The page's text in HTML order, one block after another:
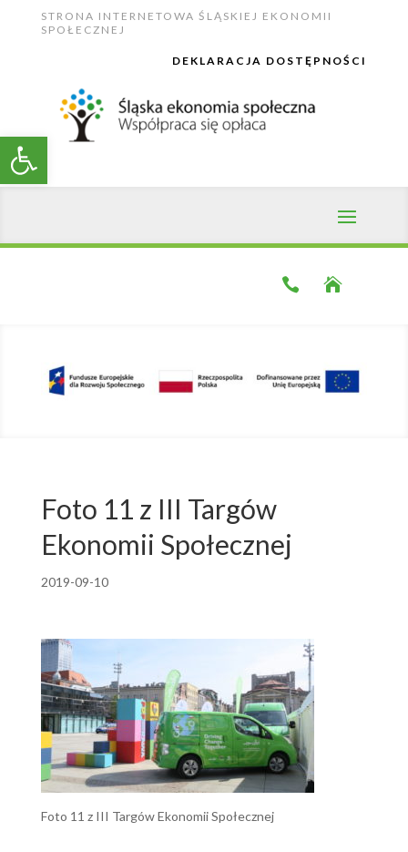
Open toolbar
content
STRONA INTERNETOWA ŚLĄSKIEJ EKONOMII
SPOŁECZNEJ
DEKLARACJA DOSTĘPNOŚCI


Foto 11 z III Targów
Ekonomii Społecznej
2019-09-10
Foto 11 z III Targów Ekonomii Społecznej